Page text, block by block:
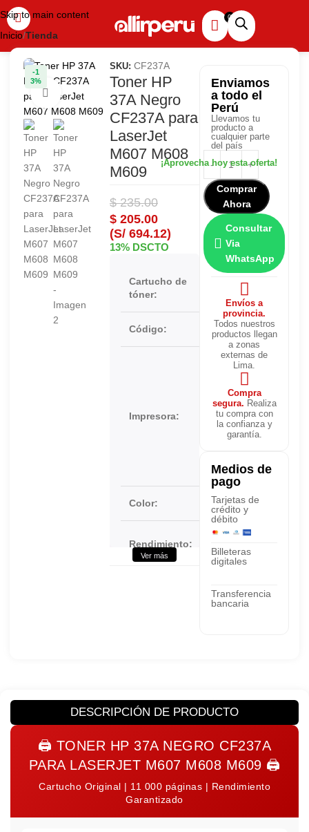
Skip to main content
Inicio Tienda
-1
3%
Haga clic para ampliar
SKU: CF237A
Toner HP
37A Negro
CF237A para
LaserJet
M607 M608
M609
$235.00
$ 205.00
(S/ 694.12)
13% DSCTO
Cartucho de
tóner:
Código: CF237A
Impresora:
LaserJet
Enterprise
M633
M632
M631
M609
M607
Color: Negro
Rendimiento:
11,000
Páginas
Caja
Ver más
Enviamos
a todo el
Perú
Llevamos tu
producto a
cualquier parte
del país
Comprar
Ahora
Consultar
Via
WhatsApp
Envíos a
provincia.
Todos nuestros
productos llegan
a zonas
externas de
Lima.
Compra
segura. Realiza
tu compra con
la confianza y
garantía.
Medios de
pago
Tarjetas de
crédito y
débito
Billeteras
digitales
Transferencia
bancaria
DESCRIPCIÓN DE PRODUCTO
🖨️ TONER HP 37A NEGRO CF237A
PARA LASERJET M607 M608 M609 🖨️
Cartucho Original | 11 000 páginas | Rendimiento
Garantizado